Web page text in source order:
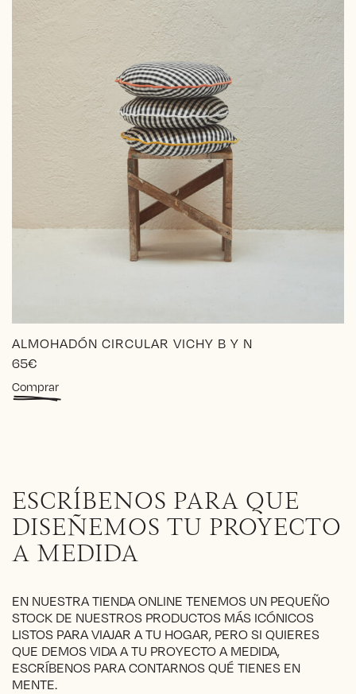
producto
ALMOHADÓN CIRCULAR VICHY B Y N
65€
ComprarEste
producto
opciones
se
pueden
elegir
en
de
producto
ESCRÍBENOS PARA QUE
DISEÑEMOS TU PROYECTO
A MEDIDA
EN NUESTRA TIENDA ONLINE TENEMOS UN PEQUEÑO
STOCK DE NUESTROS PRODUCTOS MÁS ICÓNICOS
LISTOS PARA VIAJAR A TU HOGAR, PERO SI QUIERES
QUE DEMOS VIDA A TU PROYECTO A MEDIDA,
ESCRÍBENOS PARA CONTARNOS QUÉ TIENES EN
MENTE.